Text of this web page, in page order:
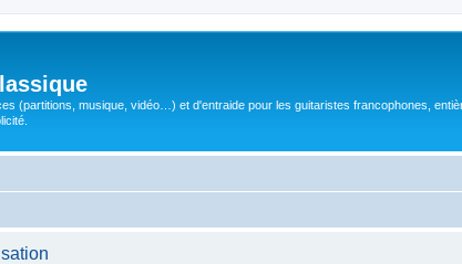
(partitions, musique, vidéo…) et d'entraide pour les guitaristes francophones,